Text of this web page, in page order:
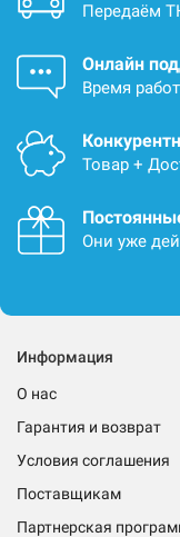
Передаём
Онлайн
Время
Товар +
Они уже
Информация
О нас
Гарантия и возврат
Условия соглашения
Поставщикам
Партнерская